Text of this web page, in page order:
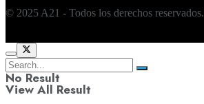
© 2025 A21 - Todos los derechos reservados.
No Result
View All Result